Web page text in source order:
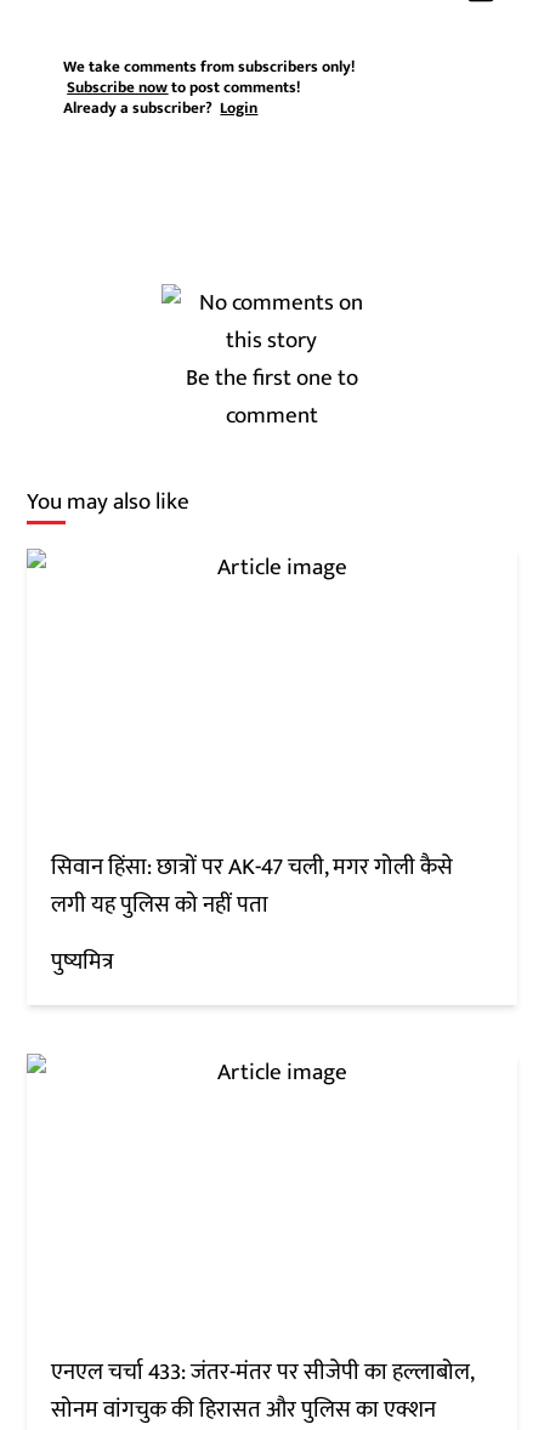
We take comments from subscribers only!
Subscribe nowto post comments!
Already a subscriber?Login
Be the first one to
comment
You may also like
सिवान हिंसा: छात्रों पर AK-47 चली, मगर गोली कैसे
लगी यह पुलिस को नहीं पता
पुष्यमित्र
एनएल चर्चा 433: जंतर-मंतर पर सीजेपी का हल्लाबोल,
सोनम वांगचुक की हिरासत और पुलिस का एक्शन